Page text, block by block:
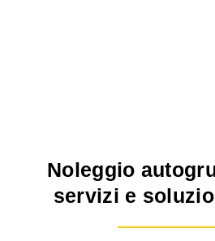
Noleggio
servizi e